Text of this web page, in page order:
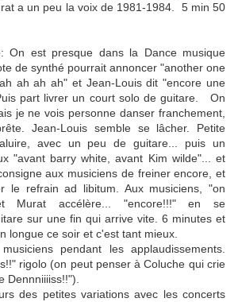
a un peu la voix de 1981-1984. 5 min 50
On est presque dans la Dance musique
de synthé pourrait annoncer "another one
ah ah ah" et Jean-Louis dit "encore une
part livrer un court solo de guitare. On
je ne vois personne danser franchement,
Jean-Louis semble se lâcher. Petite
avec un peu de guitare... puis un
"avant barry white, avant Kim wilde"... et
aux musiciens de freiner encore, et
le refrain ad libitum. Aux musiciens, "on
Murat accélère... "encore!!!" en se
sur une fin qui arrive vite. 6 minutes et
longue ce soir et c'est tant mieux.
pendant les applaudissements.
rigolo (on peut penser à Coluche qui crie
Dennniiiiss!!").
des petites variations avec les concerts